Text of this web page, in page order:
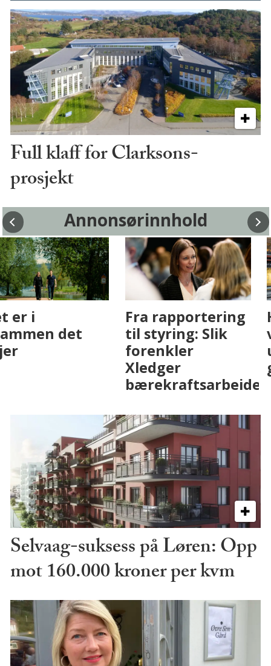
Full klaff for Clarksons-
prosjekt
Annonsørinnhold
Fenistra endrer
eiendomsbransjen
med AI. Slik ser vi
Det er i
Drammen det
skjer
Selvaag-suksess på Løren: Opp
mot 160.000 kroner per kvm